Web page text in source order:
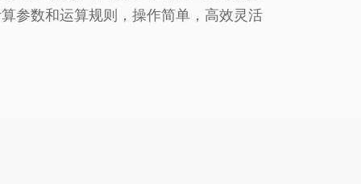
参数和运算规则，操作简单，高效灵活